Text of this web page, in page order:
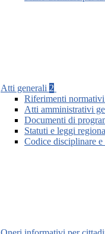
Atti generali 2
Riferimenti
Atti amministrativi
Documenti di
Statuti e leggi
Codice disciplinare